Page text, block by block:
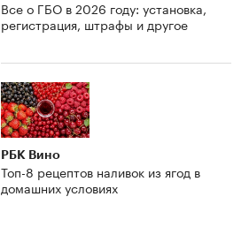
Все о ГБО в 2026 году: установка,
регистрация, штрафы и другое
РБК Вино
Топ-8 рецептов наливок из ягод в
домашних условиях